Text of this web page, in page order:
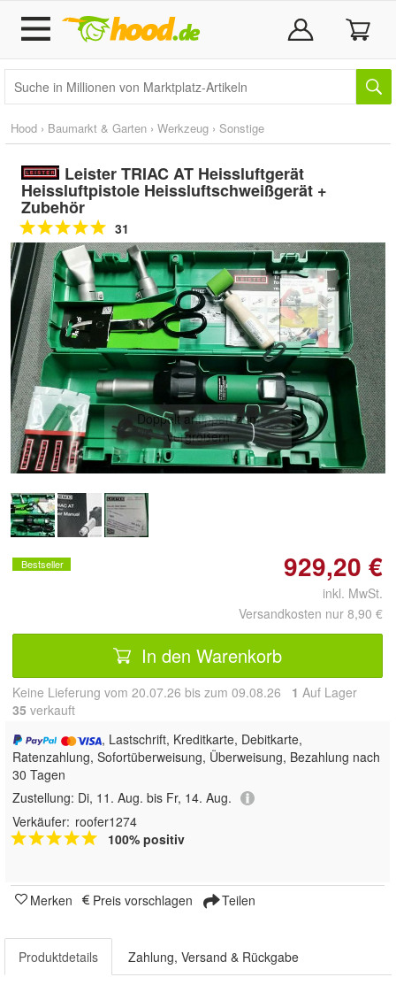
Hood › Baumarkt & Garten › Werkzeug › Sonstige
Leister TRIAC AT Heissluftgerät
Heissluftpistole Heissluftschweißgerät +
Zubehör
31
Doppelt antippen zum
vergrößern
Bestseller 929,20 €
inkl. MwSt.
Versandkosten nur 8,90 €
In den Warenkorb
Keine Lieferung vom 20.07.26 bis zum 09.08.26 1 Auf Lager
35 verkauft
, Lastschrift, Kreditkarte, Debitkarte,
Ratenzahlung, Sofortüberweisung, Überweisung, Bezahlung nach
30 Tagen
Zustellung: Di, 11. Aug. bis Fr, 14. Aug.
Verkäufer: roofer1274
100% positiv
Merken Preis vorschlagen Teilen
Produktdetails Zahlung, Versand & Rückgabe